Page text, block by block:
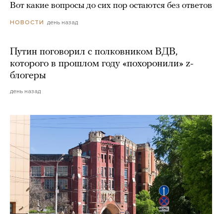
Вот какие вопросы до сих пор остаются без ответов
НОВОСТИ день назад
Путин поговорил с полковником ВДВ,
которого в прошлом году «похоронили» z-
блогеры
день назад